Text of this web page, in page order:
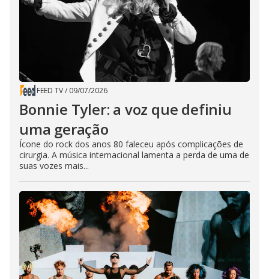
FEED TV/ 09/07/2026
Bonnie Tyler: a voz que definiu
uma geração
Ícone do rock dos anos 80 faleceu após complicações de
cirurgia. A música internacional lamenta a perda de uma de
suas vozes mais...